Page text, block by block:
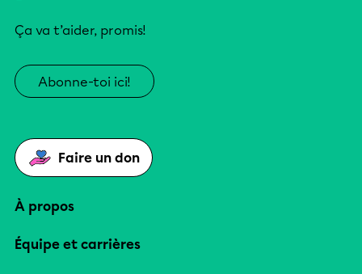
Ça va t’aider, promis!
Abonne-toi ici!
Faire un don
À propos
Équipe et carrières